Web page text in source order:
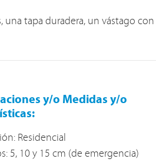
una tapa duradera, un vástago con
y/o Medidas y/o
Residencial
5, 10 y 15 cm (de emergencia)